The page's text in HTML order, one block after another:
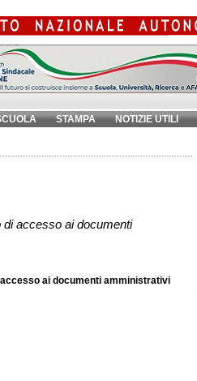
STAMPA NOTIZIE UTILI
accesso ai documenti
ai documenti amministrativi